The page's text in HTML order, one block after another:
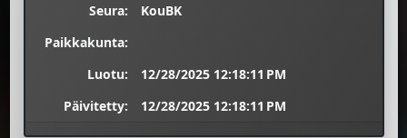
Seura:
KouBK
Paikkakunta:
Luotu:
12/28/2025 12:18:11 PM
Päivitetty:
12/28/2025 12:18:11 PM